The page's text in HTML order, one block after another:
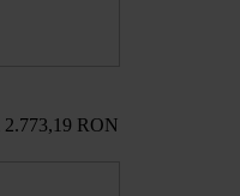
2.773,19 RON